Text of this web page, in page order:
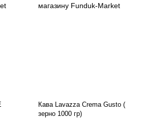
Кава Lavazza Crema Gusto (
зерно 1000 гр)